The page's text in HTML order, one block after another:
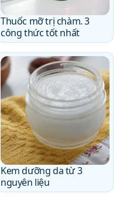
Thuốc mỡ trị chàm. 3
công thức tốt nhất
Kem dưỡng da từ 3
nguyên liệu